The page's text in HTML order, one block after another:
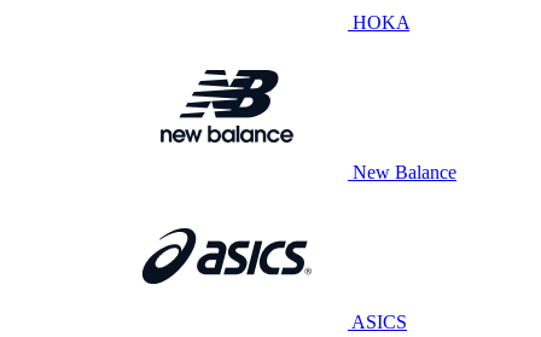
HOKA
New Balance
ASICS